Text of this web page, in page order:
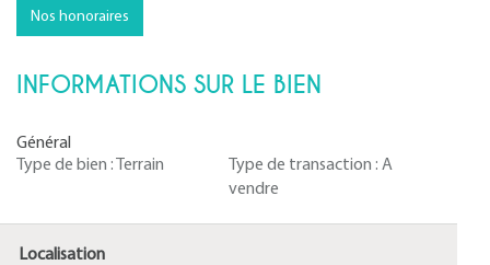
Nos honoraires
INFORMATIONS SUR LE BIEN
Général
Type de bien :
Terrain Type de transaction : A
vendre
Localisation